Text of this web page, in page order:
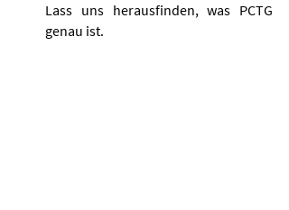
Lass uns herausfinden, was PCTG
genau ist.